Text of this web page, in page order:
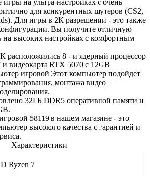
на ультра-настройках с очень
для конкурентных шутеров (CS2,
Для игры в 2К разрешении - это также
Вы получите отличную
на высоких настройках с комфортным
расположились 8 - и ядерный процессор
видеокарта RTX 5070 с 12GB
игровой Этот компьютер подойдет
монтажа видео
32ГБ DDR5 оперативной памяти и
58119 в нашем магазине - это
высокого качества с гарантией и
Характеристики
Ryzen 7